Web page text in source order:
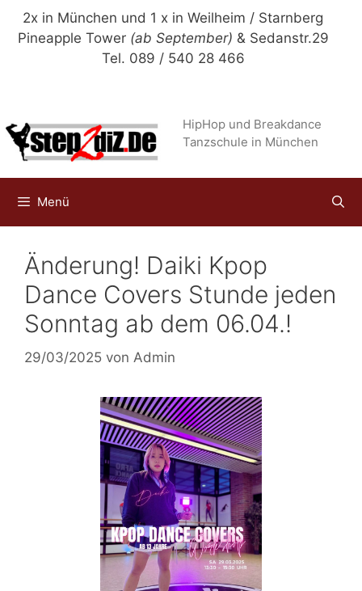
Zum
Inhalt
2x in München und 1 x in Weilheim / Starnberg
Pineapple Tower (ab September) & Sedanstr.29
Tel. 089 / 540 28 466
HipHop und Breakdance
Tanzschule in München
Menü
Änderung! Daiki Kpop
Dance Covers Stunde jeden
Sonntag ab dem 06.04.!
29/03/2025 von Admin